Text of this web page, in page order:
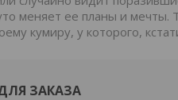
меняет ее планы и
кумиру, у которого,
ЗАКАЗА